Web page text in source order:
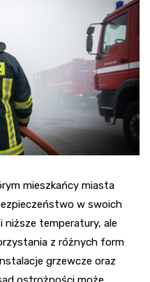
mieszkańcy miasta
w swoich
niższe temperatury, ale
z różnych form
grzewcze oraz